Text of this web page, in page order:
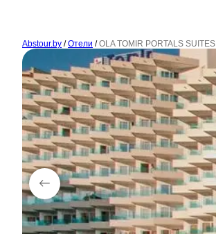
Abstour.by / Отели / OLA TOMIR PORTALS SUITES